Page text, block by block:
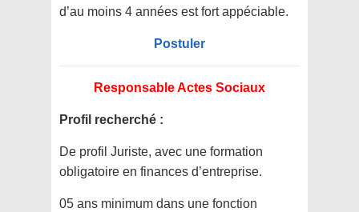
d’au moins 4 années est fort appéciable.
Postuler
Responsable Actes Sociaux
Profil recherché :
De profil Juriste, avec une formation
obligatoire en finances d’entreprise.
05 ans minimum dans une fonction